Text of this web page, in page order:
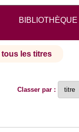
les titres
Classer par :